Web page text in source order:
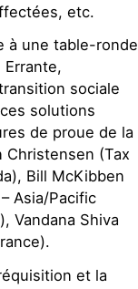
etc.
à une table-ronde
Errante,
sociale
solutions
de proue de la
Christensen (Tax
Bill McKibben
Asia/Pacific
Vandana Shiva
et la